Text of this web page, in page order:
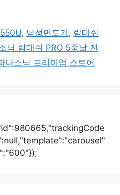
, 남성면도기 , 람대쉬
닉 람대쉬 PRO 5중날 전
나소닉 프리미엄 스토어